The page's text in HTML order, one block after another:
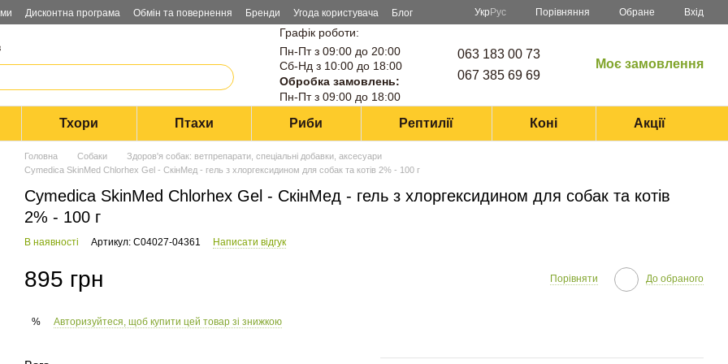
Дисконтна програма Обмін та повернення Бренди Угода користувача Блог Укр Рус Порівняння Обране Вхід
Графік роботи:
Пн-Пт з 09:00 до 20:00
Сб-Нд з 10:00 до 18:00
Обробка замовлень:
Пн-Пт з 09:00 до 18:00
063 183 00 73
067 385 69 69
Моє замовлення
Тхори Птахи Риби Рептилії Коні Акції
Головна Собаки
Здоров'я собак: ветпрепарати, спеціальні добавки, аксесуари
Cymedica SkinMed Chlorhex Gel - СкінМед - гель з хлоргексидином для собак та котів 2% - 100 г
Cymedica SkinMed Chlorhex Gel - СкінМед - гель з хлоргексидином для собак та котів
2% - 100 г
В наявності Артикул: C04027-04361 Написати відгук
895 грн Порівняти До обраного
% Авторизуйтеся, щоб купити цей товар зі знижкою